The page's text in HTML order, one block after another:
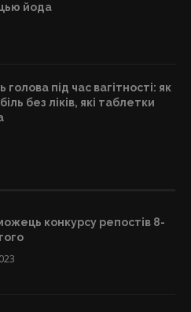
йода
голова під час вагітності: як
без ліків, які таблетки
конкурсу репостів 8-